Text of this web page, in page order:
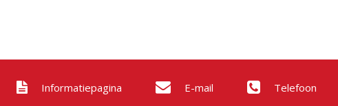
Informatiepagina E-mail Telefoon